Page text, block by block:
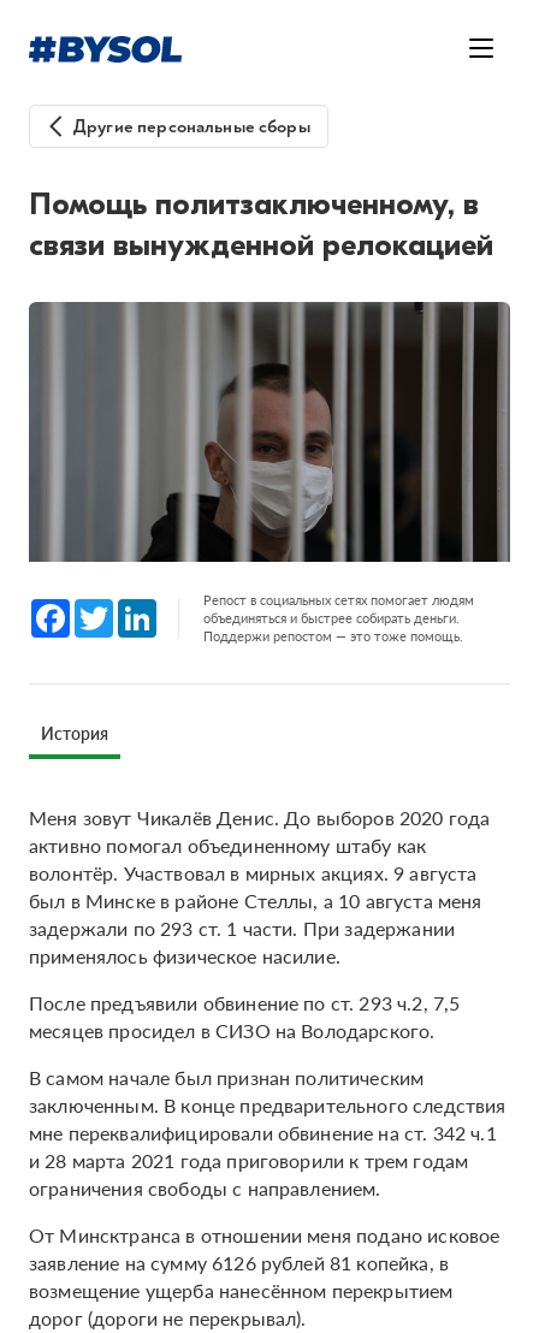
Другие персональные сборы
Помощь политзаключенному, в
связи вынужденной релокацией
Facebook
Twitter LinkedInРепост в социальных сетях помогает людям
объединяться и быстрее собирать деньги.
Поддержи репостом — это тоже помощь.
История
Меня зовут Чикалёв Денис. До выборов 2020 года
активно помогал объединенному штабу как
волонтёр. Участвовал в мирных акциях. 9 августа
был в Минске в районе Стеллы, а 10 августа меня
задержали по 293 ст. 1 части. При задержании
применялось физическое насилие.
После предъявили обвинение по ст. 293 ч.2, 7,5
месяцев просидел в СИЗО на Володарского.
В самом начале был признан политическим
заключенным. В конце предварительного следствия
мне переквалифицировали обвинение на ст. 342 ч.1
и 28 марта 2021 года приговорили к трем годам
ограничения свободы с направлением.
От Минсктранса в отношении меня подано исковое
заявление на сумму 6126 рублей 81 копейка, в
возмещение ущерба нанесённом перекрытием
дорог (дороги не перекрывал).